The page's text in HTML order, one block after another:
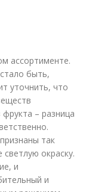
ассортименте.
быть,
уточнить, что
– разница
так
окраску.
и
и